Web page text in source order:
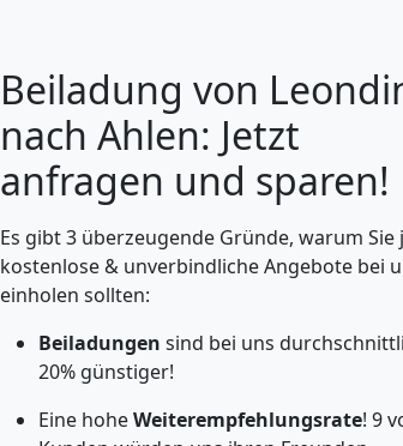
Beiladung von
nach Ahlen: Jetzt
anfragen und sparen!
Es gibt 3 überzeugende Gründe, warum Sie
kostenlose & unverbindliche Angebote bei
einholen sollten:
Beiladungen sind bei uns
20% günstiger!
Eine hoheWeiterempfehlungsrate! 9